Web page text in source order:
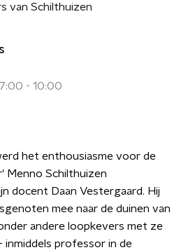
van Schilthuizen
- 10:00
het enthousiasme voor de
Menno Schilthuizen
docent Daan Vestergaard. Hij
mee naar de duinen van
andere loopkevers met ze
professor in de